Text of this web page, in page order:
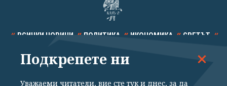
ВСИЧКИ НОВИНИ ПОЛИТИКА ИКОНОМИКА СВЕТЪТ
СПОРТ КУЛТУРА ТЕХНОЛОГИИ КАЛЕЙДОСКОП
Подкрепете ни
Уважаеми читатели, вие сте тук и днес, за да